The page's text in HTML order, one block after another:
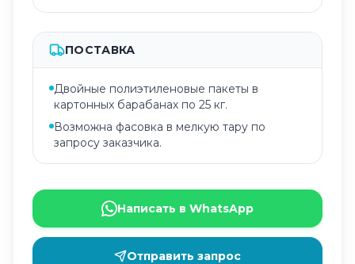
ПОСТАВКА
Двойные полиэтиленовые пакеты в
картонных барабанах по 25 кг.
Возможна фасовка в мелкую тару по
запросу заказчика.
Написать в WhatsApp
Отправить запрос